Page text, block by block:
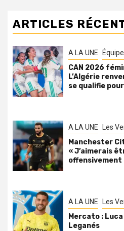
ARTICLES
A LA UNE
CAN 2026
L’Algérie
se qualifie
A LA UNE Les
Manchester
« J’aimerais
offensivement
A LA UNE Les
Mercato :
Leganés